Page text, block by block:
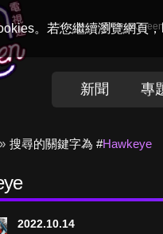
。若您繼續瀏覽網頁
Welcome to
新聞 專
搜尋的關鍵字為 #Hawkeye
2022.10.14